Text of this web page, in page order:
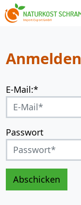
Anmelden
E-Mail:*
Passwort
Abschicken